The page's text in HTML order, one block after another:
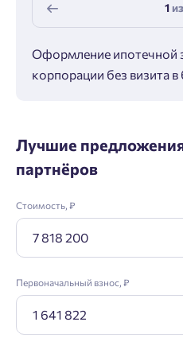
1из
Оформление ипотечной
корпорации без визита в
Лучшие
партнёров
Стоимость, ₽
Первоначальный взнос, ₽